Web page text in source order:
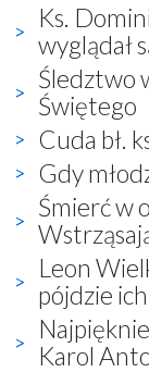
Ks.
wyglądał
Śledztwo
Świętego
Cuda bł.
Gdy
Śmierć w
Leon
pójdzie
Karol